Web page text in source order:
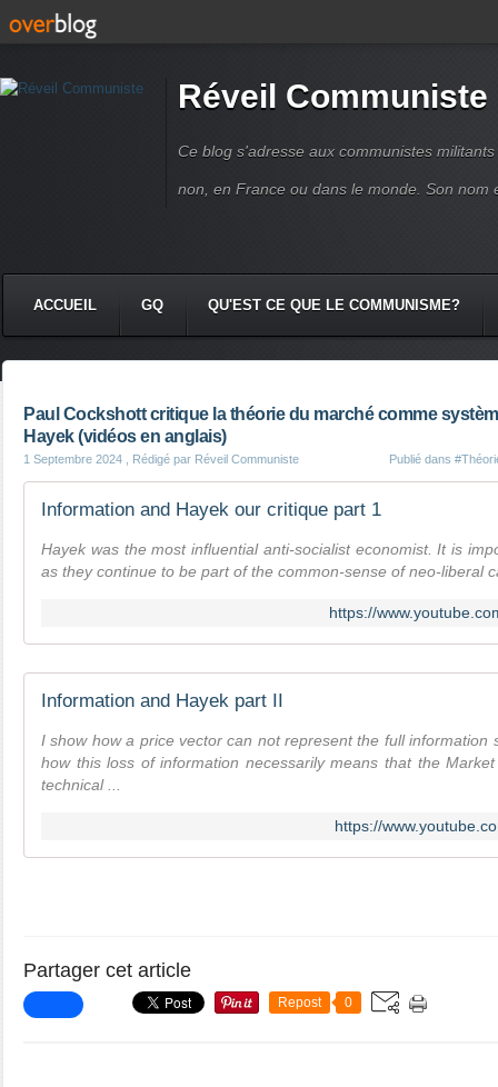
Réveil Communiste
Ce blog s'adresse aux communistes
non, en France ou dans le monde. Son nom
ACCUEIL GQ QU'EST CE QUE LE COMMUNISME?
Paul Cockshott critique la théorie du marché comme
Hayek (vidéos en anglais)
1 Septembre 2024 , Rédigé par Réveil Communiste Publié dans
Information and Hayek our critique part 1
Hayek was the most influential anti-socialist economist. It is
as they continue to be part of the common-sense of neo-liberal
https://
Information and Hayek part II
I show how a price vector can not represent the full information
how this loss of information necessarily means that the
technical ...
https://
Partager cet article
Repost 0